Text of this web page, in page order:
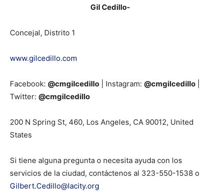
Gil Cedillo-
Concejal, Distrito 1
www.gilcedillo.com
Facebook: @cmgilcedillo | Instagram: @cmgilcedillo
Twitter: @cmgilcedillo
200 N Spring St, 460, Los Angeles, CA 90012, United
States
Si tiene alguna pregunta o necesita ayuda con los
servicios de la ciudad, contáctenos al 323-550-1538 o
Gilbert.Cedillo@lacity.org